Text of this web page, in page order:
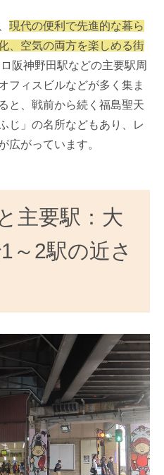
現代の便利で先進的な暮ら
、空気の両方を楽しめる街
阪神野田駅などの主要駅周
フィスビルなどが多く集ま
と、戦前から続く福島聖天
じ」の名所などもあり、レ
広がっています。
主要駅：大
～2駅の近さ